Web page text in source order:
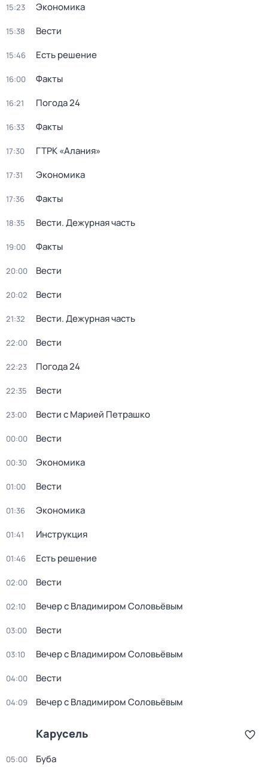
15:23 Экономика
15:38 Вести
15:46 Есть решение
16:00 Факты
16:21 Погода 24
16:33 Факты
17:30 ГТРК «Алания»
17:31 Экономика
17:36 Факты
18:35 Вести. Дежурная часть
19:00 Факты
20:00 Вести
20:02 Вести
21:32 Вести. Дежурная часть
22:00 Вести
22:23 Погода 24
22:35 Вести
23:00 Вести с Марией Петрашко
00:00 Вести
00:30 Экономика
01:00 Вести
01:36 Экономика
01:41 Инструкция
01:46 Есть решение
02:00 Вести
02:10 Вечер с Владимиром Соловьёвым
03:00 Вести
03:10 Вечер с Владимиром Соловьёвым
04:00 Вести
04:09 Вечер с Владимиром Соловьёвым
Карусель
05:00 Буба